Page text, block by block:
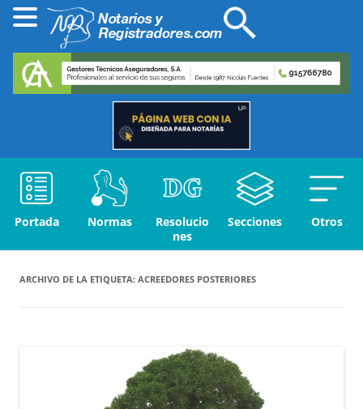
Portada Normas
Resolucio
nes
Secciones Otros
ARCHIVO DE LA ETIQUETA: ACREEDORES POSTERIORES